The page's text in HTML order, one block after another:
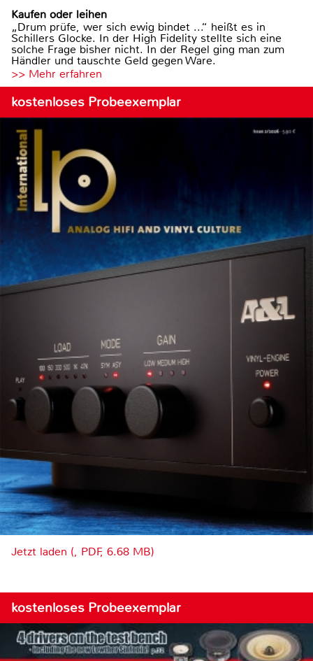
Kaufen oder leihen
„Drum prüfe, wer sich ewig bindet ...“ heißt es in
Schillers Glocke. In der High Fidelity stellte sich eine
solche Frage bisher nicht. In der Regel ging man zum
Händler und tauschte Geld gegen Ware.
>> Mehr erfahren
kostenloses Probeexemplar
Jetzt laden (, PDF, 6.68 MB)
kostenloses Probeexemplar